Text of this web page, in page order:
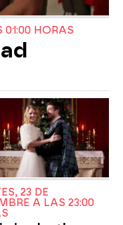
01:00 HORAS
23 DE
A LAS 23:00